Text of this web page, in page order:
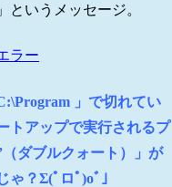
というメッセージ。
」で切れてい
トアップで実行されるプ
（ダブルクォート）」が
ゃ？Σ(ﾟロﾟ)oﾞ」